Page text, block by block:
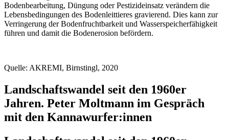
Bodenbearbeitung, Düngung oder Pestizideinsatz verändern die
Lebensbedingungen des Bodenleittieres gravierend. Dies kann zur
Verringerung der Bodenfruchtbarkeit und Wasserspeicherfähigkeit
führen und damit die Bodenerosion befördern.
Quelle: AKREMI, Birnstingl, 2020
Landschaftswandel seit den 1960er
Jahren. Peter Moltmann im Gespräch
mit den Kannawurfer:innen